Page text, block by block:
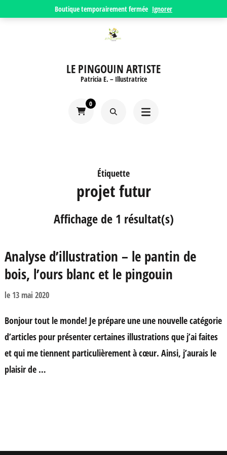
Boutique temporairement fermée Ignorer
LE PINGOUIN ARTISTE
Patricia E. – Illustratrice
0
Étiquette
projet futur
Affichage de 1 résultat(s)
Analyse d’illustration – le pantin de
bois, l’ours blanc et le pingouin
le 13 mai 2020
Bonjour tout le monde! Je prépare une une nouvelle catégorie
d’articles pour présenter certaines illustrations que j’ai faites
et qui me tiennent particulièrement à cœur. Ainsi, j’aurais le
plaisir de …